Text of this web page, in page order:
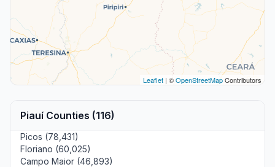
Leaflet | ©OpenStreetMapContributors
Piauí Counties (116)
Picos (78,431)
Floriano (60,025)
Campo Maior (46,893)